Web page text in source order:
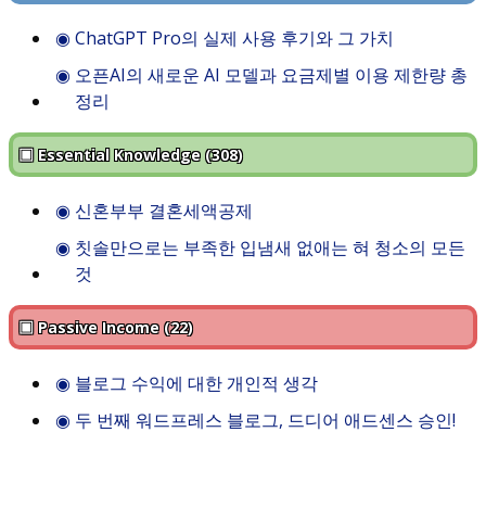
◉ ChatGPT Pro의 실제 사용 후기와 그 가치
◉ 오픈AI의 새로운 AI 모델과 요금제별 이용 제한량 총
정리
▣ Essential Knowledge (308)
◉ 신혼부부 결혼세액공제
◉ 칫솔만으로는 부족한 입냄새 없애는 혀 청소의 모든
것
▣ Passive Income (22)
◉ 블로그 수익에 대한 개인적 생각
◉ 두 번째 워드프레스 블로그, 드디어 애드센스 승인!